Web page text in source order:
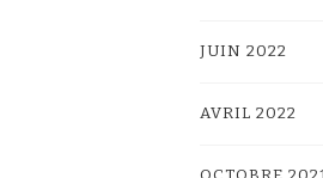
JUIN 2022
AVRIL 2022